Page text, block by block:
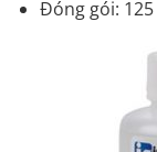
Đóng gói: